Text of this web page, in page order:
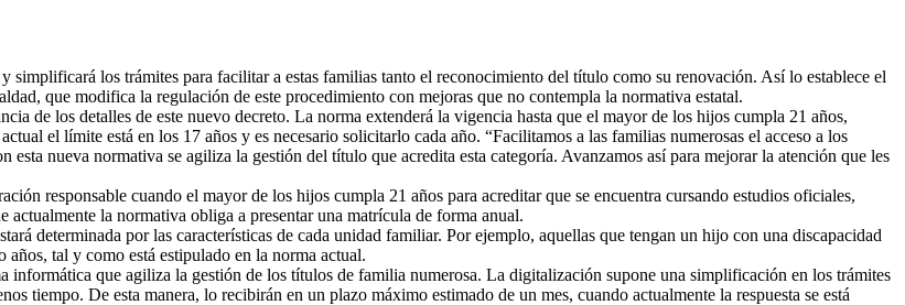
los trámites para facilitar a estas familias tanto el reconocimiento del título como su renovación. Así lo establece el
que modifica la regulación de este procedimiento con mejoras que no contempla la normativa estatal.
de los detalles de este nuevo decreto. La norma extenderá la vigencia hasta que el mayor de los hijos cumpla 21 años,
el límite está en los 17 años y es necesario solicitarlo cada año. “Facilitamos a las familias numerosas el acceso a los
nueva normativa se agiliza la gestión del título que acredita esta categoría. Avanzamos así para mejorar la atención que les
responsable cuando el mayor de los hijos cumpla 21 años para acreditar que se encuentra cursando estudios oficiales,
la normativa obliga a presentar una matrícula de forma anual.
determinada por las características de cada unidad familiar. Por ejemplo, aquellas que tengan un hijo con una discapacidad
tal y como está estipulado en la norma actual.
informática que agiliza la gestión de los títulos de familia numerosa. La digitalización supone una simplificación en los trámites
tiempo. De esta manera, lo recibirán en un plazo máximo estimado de un mes, cuando actualmente la respuesta se está